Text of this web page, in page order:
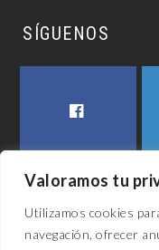
Valoramos tu
Utilizamos cookies
navegación, ofrecer
SÍGUENOS